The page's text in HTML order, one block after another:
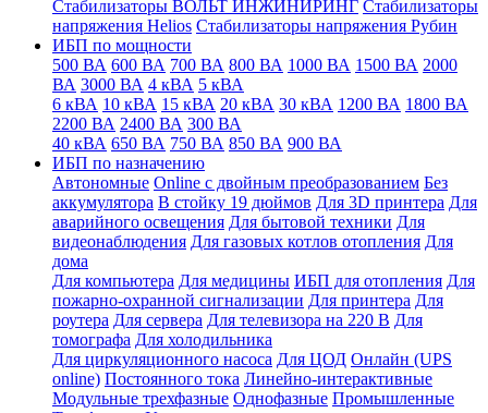
Стабилизаторы ВОЛЬТ ИНЖИНИРИНГ Стабилизаторы
напряжения Helios Стабилизаторы напряжения Рубин
ИБП по мощности
500 ВА 600 ВА 700 ВА 800 ВА 1000 ВА 1500 ВА 2000
ВА 3000 ВА 4 кВА 5 кВА
6 кВА 10 кВА 15 кВА 20 кВА 30 кВА 1200 ВА 1800 ВА
2200 ВА 2400 ВА 300 ВА
40 кВА 650 ВА 750 ВА 850 ВА 900 ВА
ИБП по назначению
Автономные Online с двойным преобразованием Без
аккумулятора В стойку 19 дюймов Для 3D принтера Для
аварийного освещения Для бытовой техники Для
видеонаблюдения Для газовых котлов отопления Для
дома
Для компьютера Для медицины ИБП для отопления Для
пожарно-охранной сигнализации Для принтера Для
роутера Для сервера Для телевизора на 220 В Для
томографа Для холодильника
Для циркуляционного насоса Для ЦОД Онлайн (UPS
online) Постоянного тока Линейно-интерактивные
Модульные трехфазные Однофазные Промышленные